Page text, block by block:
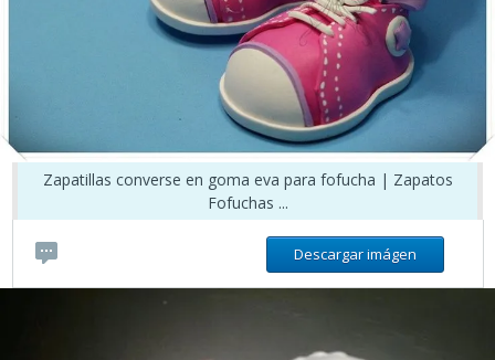
Zapatillas converse en goma eva para fofucha | Zapatos
Fofuchas ...
Descargar imágen